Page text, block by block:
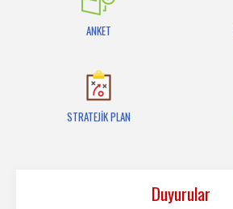
ANKET
STRATEJİK PLAN
Duyurular